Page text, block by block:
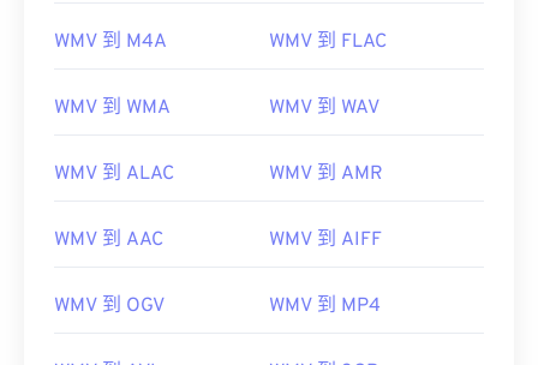
WMV 到 M4A WMV 到 FLAC
WMV 到 WMA WMV 到 WAV
WMV 到 ALAC WMV 到 AMR
WMV 到 AAC WMV 到 AIFF
WMV 到 OGV WMV 到 MP4